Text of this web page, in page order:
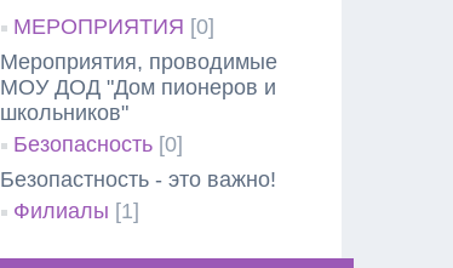
МЕРОПРИЯТИЯ [0]
Мероприятия, проводимые
МОУ ДОД "Дом пионеров и
школьников"
Безопасность [0]
Безопастность - это важно!
Филиалы [1]